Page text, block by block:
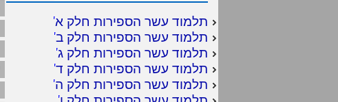
תלמוד עשר הספירות חלק א'
תלמוד עשר הספירות חלק ב'
תלמוד עשר הספירות חלק ג'
תלמוד עשר הספירות חלק ד'
תלמוד עשר הספירות חלק ה'